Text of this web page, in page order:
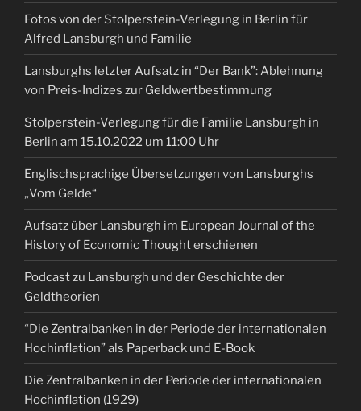
Fotos von der Stolperstein-Verlegung in Berlin für
Alfred Lansburgh und Familie
Lansburghs letzter Aufsatz in “Der Bank”: Ablehnung
von Preis-Indizes zur Geldwertbestimmung
Stolperstein-Verlegung für die Familie Lansburgh in
Berlin am 15.10.2022 um 11:00 Uhr
Englischsprachige Übersetzungen von Lansburghs
„Vom Gelde“
Aufsatz über Lansburgh im European Journal of the
History of Economic Thought erschienen
Podcast zu Lansburgh und der Geschichte der
Geldtheorien
“Die Zentralbanken in der Periode der internationalen
Hochinflation” als Paperback und E-Book
Die Zentralbanken in der Periode der internationalen
Hochinflation (1929)